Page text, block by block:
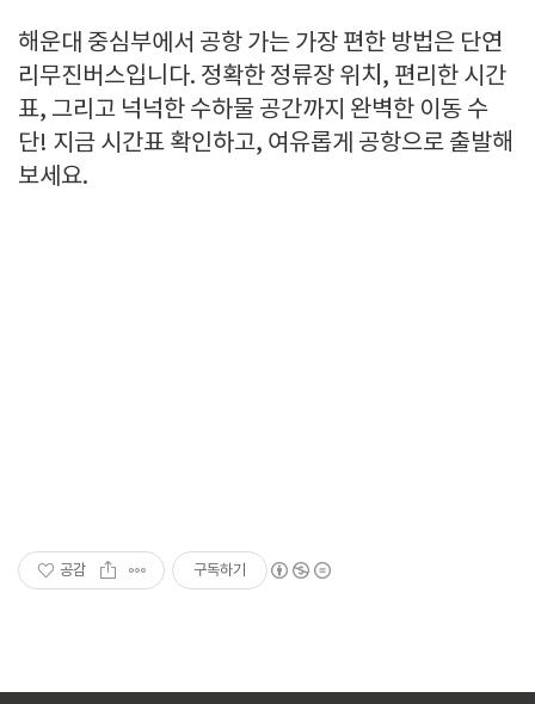
해운대 중심부에서 공항 가는 가장 편한 방법은 단연
리무진버스입니다. 정확한 정류장 위치, 편리한 시간
표, 그리고 넉넉한 수하물 공간까지 완벽한 이동 수
단! 지금 시간표 확인하고, 여유롭게 공항으로 출발해
보세요.
공감 구독하기